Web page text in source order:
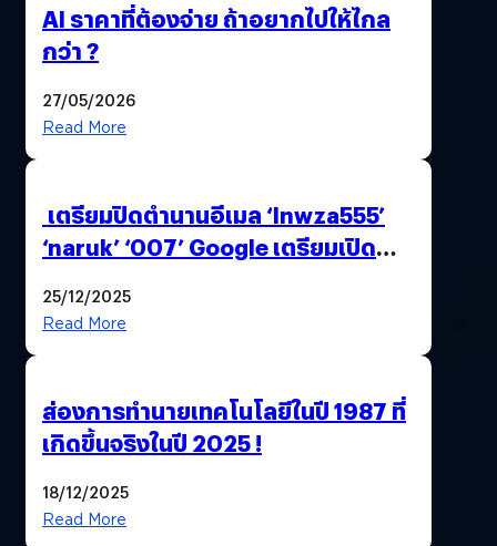
AI ราคาที่ต้องจ่าย ถ้าอยากไปให้ไกล
กว่า ?
27/05/2026
Read More
เตรียมปิดตำนานอีเมล ‘lnwza555’
‘naruk’ ‘007’ Google เตรียมเปิด
25/12/2025
Read More
ส่องการทำนายเทคโนโลยีในปี 1987 ที่
เกิดขึ้นจริงในปี 2025 !
18/12/2025
Read More